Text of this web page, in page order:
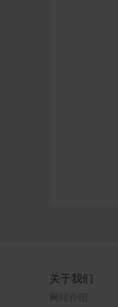
关于我们
网站介绍